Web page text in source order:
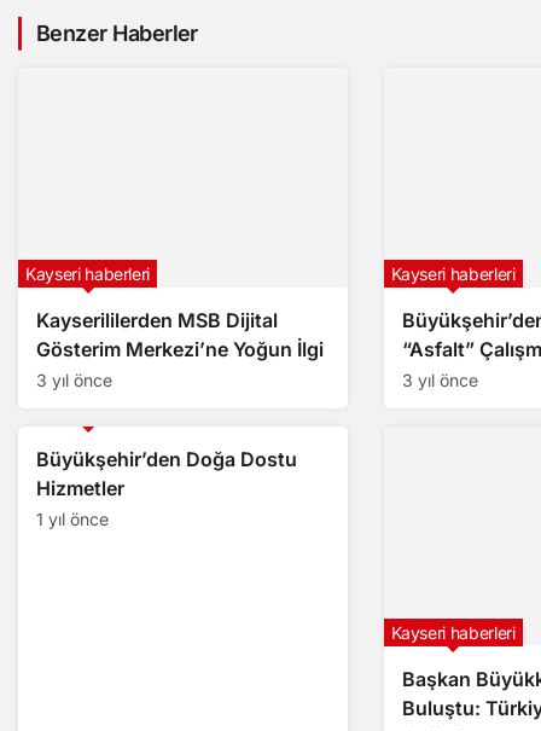
Benzer Haberler
Kayserililerden MSB Dijital
Gösterim Merkezi’ne Yoğun İlgi
Kayseri haberleri
3 yıl önce
“Asfalt”
Kayseri haberleri
3 yıl önce
Büyükşehir’den Doğa Dostu
Hizmetler
1 yıl önce
Başkan
Buluştu:
Kayseri haberleri